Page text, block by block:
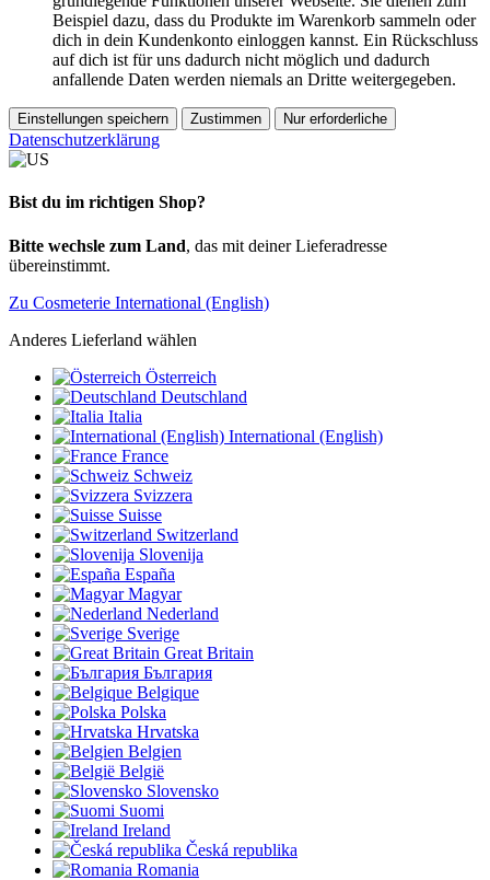
Beispiel dazu, dass du Produkte im Warenkorb sammeln oder
dich in dein Kundenkonto einloggen kannst. Ein Rückschluss
auf dich ist für uns dadurch nicht möglich und dadurch
anfallende Daten werden niemals an Dritte weitergegeben.
Einstellungen speichern Zustimmen Nur erforderliche
Datenschutzerklärung
Bist du im richtigen Shop?
Bitte wechsle zum Land, das mit deiner Lieferadresse
übereinstimmt.
Zu Cosmeterie International (English)
Anderes Lieferland wählen
Österreich
Deutschland
Italia
International (English)
France
Schweiz
Svizzera
Suisse
Switzerland
Slovenija
España
Magyar
Nederland
Sverige
Great Britain
България
Belgique
Polska
Hrvatska
Belgien
België
Slovensko
Suomi
Ireland
Česká republika
Romania